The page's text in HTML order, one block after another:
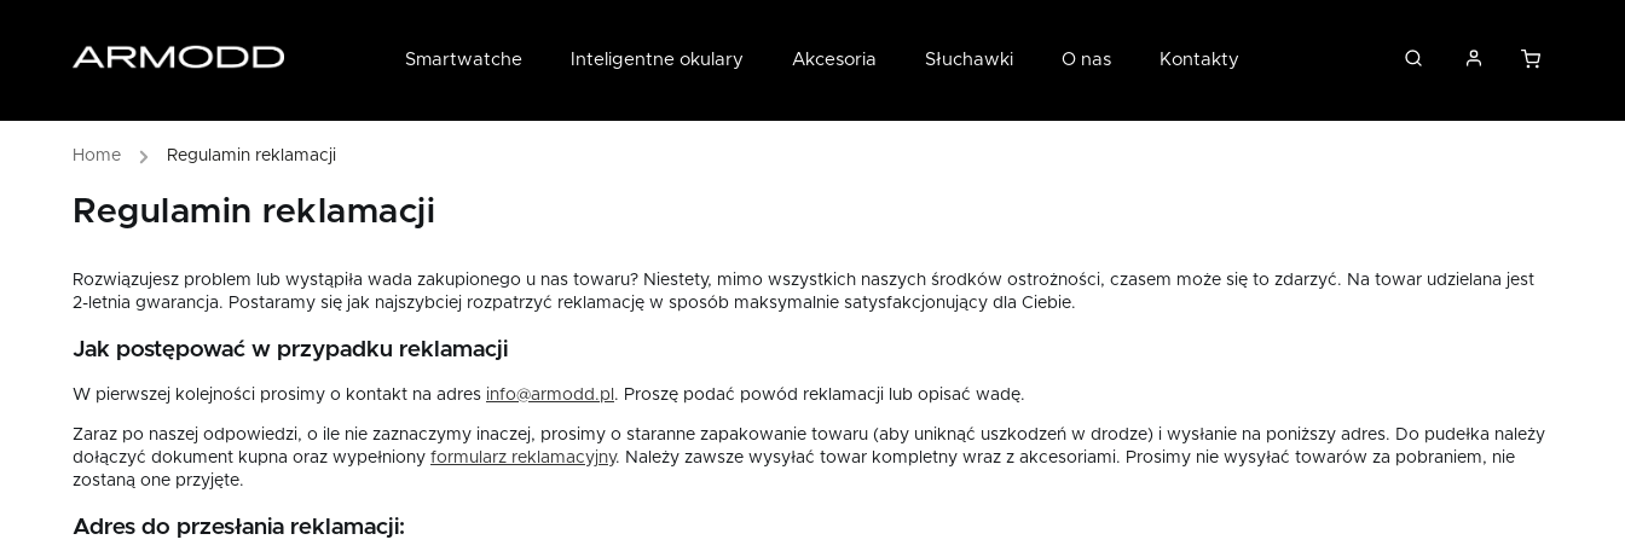
Smartwatche Inteligentne okulary Akcesoria Słuchawki O nas Kontakty
Home / Regulamin reklamacji
Regulamin reklamacji
Rozwiązujesz problem lub wystąpiła wada zakupionego u nas towaru? Niestety, mimo wszystkich naszych środków ostrożności, czasem może się to zdarzyć. Na towar udzielana jest
2-letnia gwarancja. Postaramy się jak najszybciej rozpatrzyć reklamację w sposób maksymalnie satysfakcjonujący dla Ciebie.
Jak postępować w przypadku reklamacji
W pierwszej kolejności prosimy o kontakt na adres info@armodd.pl . Proszę podać powód reklamacji lub opisać wadę.
Zaraz po naszej odpowiedzi, o ile nie zaznaczymy inaczej, prosimy o staranne zapakowanie towaru (aby uniknąć uszkodzeń w drodze) i wysłanie na poniższy adres. Do pudełka należy
dołączyć dokument kupna oraz wypełniony formularz reklamacyjny. Należy zawsze wysyłać towar kompletny wraz z akcesoriami. Prosimy nie wysyłać towarów za pobraniem, nie
zostaną one przyjęte.
Adres do przesłania reklamacji: